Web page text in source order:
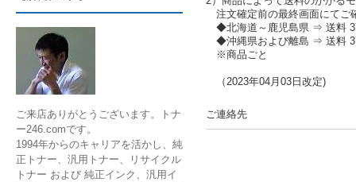
注文確定前の最終画面にてご
◆北海道～鹿児島県 ⇒ 送料
◆沖縄県および離島 ⇒ 送料
※商品ごと
（2023年04月03日改定)
ご連絡先
ご来店ありがとうございます。トナ
ー246.comです。
1994年からのキャリアを活かし、純
正トナー、汎用トナー、リサイクル
トナー および 純正インク、汎用イ